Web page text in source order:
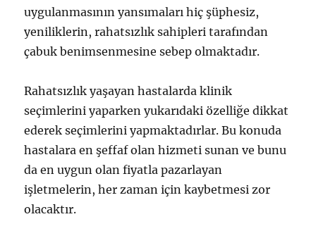
uygulanmasının yansımaları hiç şüphesiz,
yeniliklerin, rahatsızlık sahipleri tarafından
çabuk benimsenmesine sebep olmaktadır.
Rahatsızlık yaşayan hastalarda klinik
seçimlerini yaparken yukarıdaki özelliğe dikkat
ederek seçimlerini yapmaktadırlar. Bu konuda
hastalara en şeffaf olan hizmeti sunan ve bunu
da en uygun olan fiyatla pazarlayan
işletmelerin, her zaman için kaybetmesi zor
olacaktır.